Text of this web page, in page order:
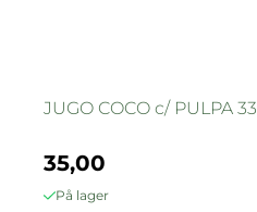
JUGO COCO c/ PULPA
35,00
På lager